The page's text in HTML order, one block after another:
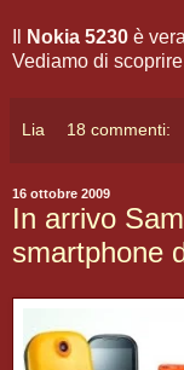
Nokia 5230 è
Vediamo di
Lia 18 commenti:
16 ottobre 2009
In arrivo
smartphone